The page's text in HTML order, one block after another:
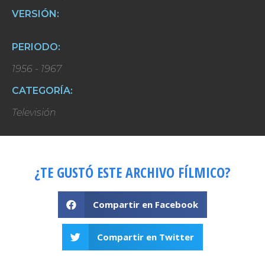
VERSIÓN:
PERIODO:
1956 - 1967
CATEGORÍA:
Televisión
¿TE GUSTÓ ESTE ARCHIVO FÍLMICO?
Compartir en Facebook
Compartir en Twitter